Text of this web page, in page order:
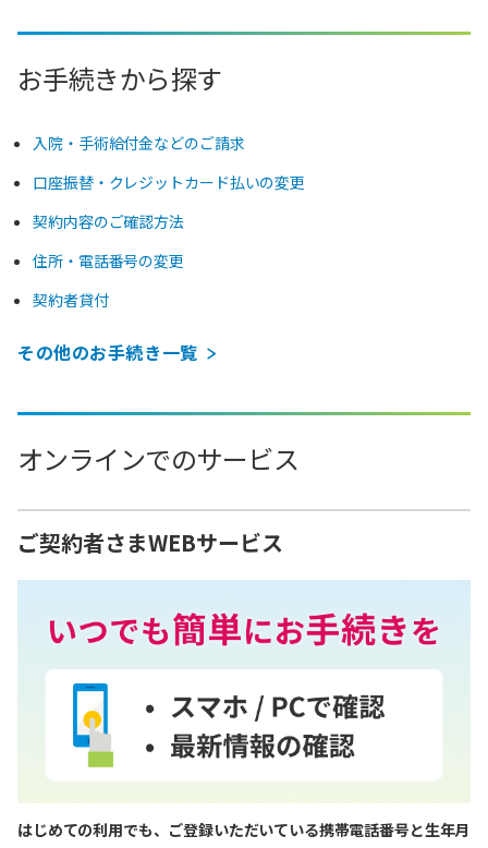
お手続きから探す
入院・手術給付金などのご請求
口座振替・クレジットカード払いの変更
契約内容のご確認方法
住所・電話番号の変更
契約者貸付
その他のお手続き一覧
オンラインでのサービス
ご契約者さまWEBサービス
はじめての利用でも、ご登録いただいている携帯電話番号と生年月